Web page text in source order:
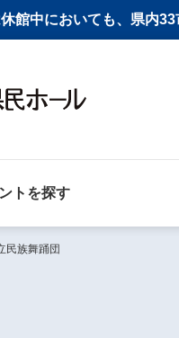
館中においても、県内
トを探す
民族舞踊団